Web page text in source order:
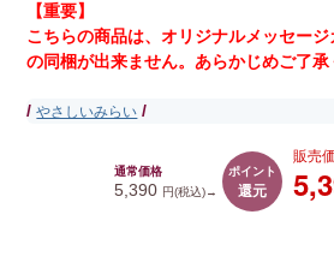
【重要】
こちらの商品は、オリジナルメッセージ
の同梱が出来ません。あらかじめご了承
/やさしいみらい /
通常価格
5,390 円(税込)→
ポイント
還元
販売